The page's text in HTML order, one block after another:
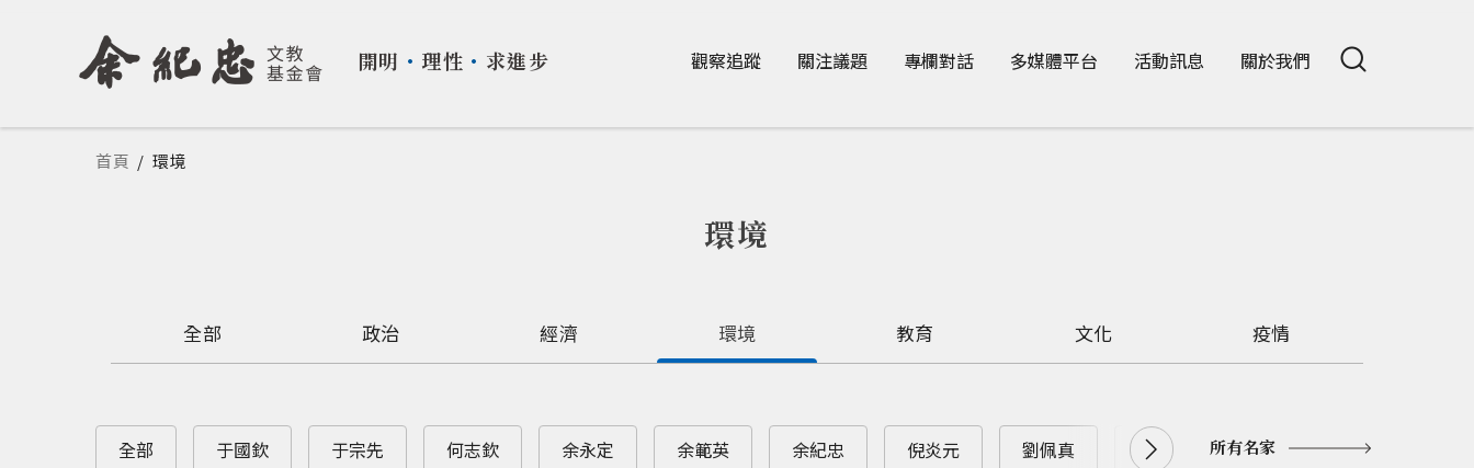
開明 ・ 理性 ・ 求進步 觀察追蹤 關注議題 專欄對話 多媒體平台 活動訊息 關於我們
您在這裡
首頁 / 環境
環境
全部 政治 經濟 環境 教育 文化 疫情
全部 于國欽 于宗先 何志欽 余永定 余範英 余紀忠 倪炎元 劉佩真 劉兆漢 劉大年 劉憶如
所有名家